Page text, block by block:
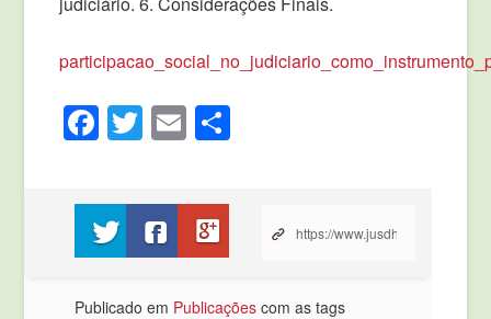
Facebook
Twitter
Email
Compartilhe no Twitter
Compartilhe no Facebook
Compartilhe no Google+
Publicado em Publicações com as tags